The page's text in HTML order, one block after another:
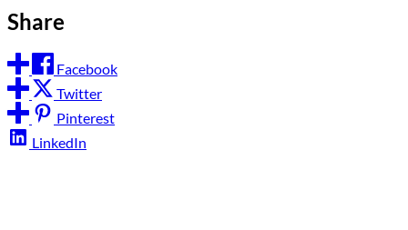
Share
Facebook
Twitter
Pinterest
LinkedIn